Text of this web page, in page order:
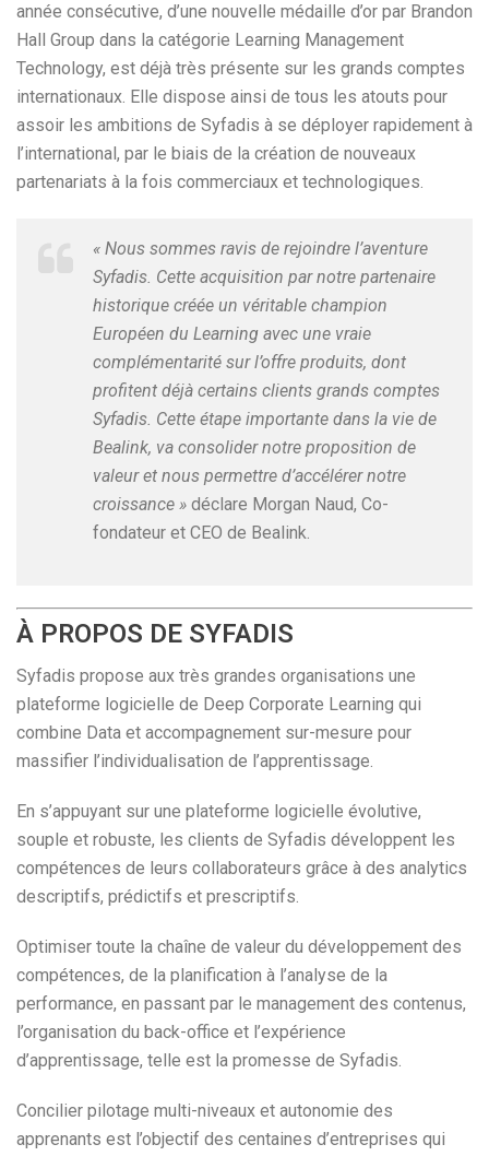
année consécutive, d’une nouvelle médaille d’or par Brandon
Hall Group dans la catégorie Learning Management
Technology, est déjà très présente sur les grands comptes
internationaux. Elle dispose ainsi de tous les atouts pour
assoir les ambitions de Syfadis à se déployer rapidement à
l’international, par le biais de la création de nouveaux
partenariats à la fois commerciaux et technologiques.
« Nous sommes ravis de rejoindre l’aventure
Syfadis. Cette acquisition par notre partenaire
historique créée un véritable champion
Européen du Learning avec une vraie
complémentarité sur l’offre produits, dont
profitent déjà certains clients grands comptes
Syfadis. Cette étape importante dans la vie de
Bealink, va consolider notre proposition de
valeur et nous permettre d’accélérer notre
croissance » déclare Morgan Naud, Co-
fondateur et CEO de Bealink.
À PROPOS DE SYFADIS
Syfadis propose aux très grandes organisations une
plateforme logicielle de Deep Corporate Learning qui
combine Data et accompagnement sur-mesure pour
massifier l’individualisation de l’apprentissage.
En s’appuyant sur une plateforme logicielle évolutive,
souple et robuste, les clients de Syfadis développent les
compétences de leurs collaborateurs grâce à des analytics
descriptifs, prédictifs et prescriptifs.​
Optimiser toute la chaîne de valeur du développement des
compétences, de la planification à l’analyse de la
performance, en passant par le management des contenus,
l’organisation du back-office et l’expérience
d’apprentissage, telle est la promesse de Syfadis.
Concilier pilotage multi-niveaux et autonomie des
apprenants est l’objectif des centaines d’entreprises qui